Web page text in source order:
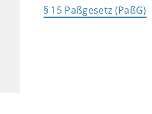
§ 15 Paßgesetz (PaßG)